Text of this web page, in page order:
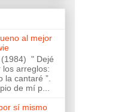
al mejor
" Dejé
los arreglos:
la cantaré ”.
de mí p...
sí mismo